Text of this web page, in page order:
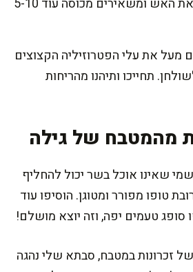
מעל את עלי הפטרוזיליה הקצוצים
תחייכו ותיהנו מהריחות
מהמטבח של גילה
שאינו אוכל בשר יכול להחליף
טופו מפורר ומטוגן. הוסיפו עוד
סופג טעמים יפה, וזה יוצא מושלם!
זכרונות במטבח, סבתא שלי נהגה